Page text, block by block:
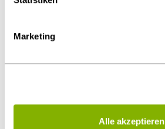
Marketing
Alle akzeptieren